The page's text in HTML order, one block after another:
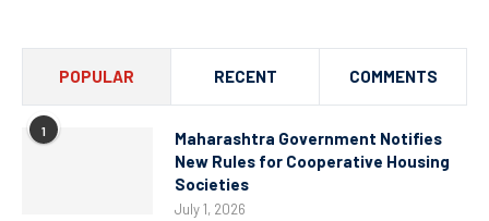
POPULAR RECENT COMMENTS
1
Maharashtra Government Notifies
New Rules for Cooperative Housing
Societies
July 1, 2026